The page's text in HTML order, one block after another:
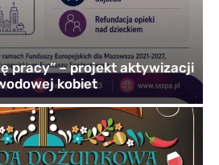
pracy” – projekt aktywizacji
kobiet